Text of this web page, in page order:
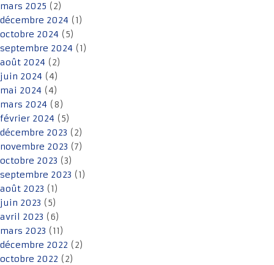
mars 2025 (2)
décembre 2024 (1)
octobre 2024 (5)
septembre 2024 (1)
août 2024 (2)
juin 2024 (4)
mai 2024 (4)
mars 2024 (8)
février 2024 (5)
décembre 2023 (2)
novembre 2023 (7)
octobre 2023 (3)
septembre 2023 (1)
août 2023 (1)
juin 2023 (5)
avril 2023 (6)
mars 2023 (11)
décembre 2022 (2)
octobre 2022 (2)